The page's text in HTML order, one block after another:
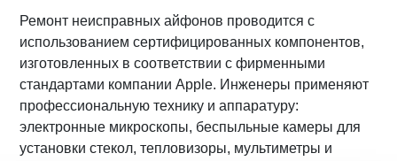
Ремонт неисправных айфонов проводится с
использованием сертифицированных компонентов,
изготовленных в соответствии с фирменными
стандартами компании Apple. Инженеры применяют
профессиональную технику и аппаратуру:
электронные микроскопы, беспыльные камеры для
установки стекол, тепловизоры, мультиметры и